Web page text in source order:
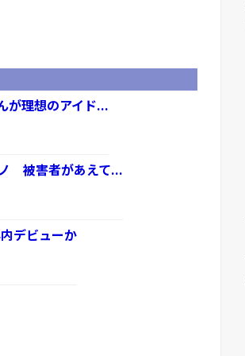
が理想のアイド...
被害者があえて...
デビューか